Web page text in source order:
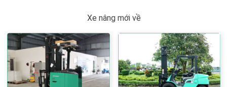
Xe nâng mới về